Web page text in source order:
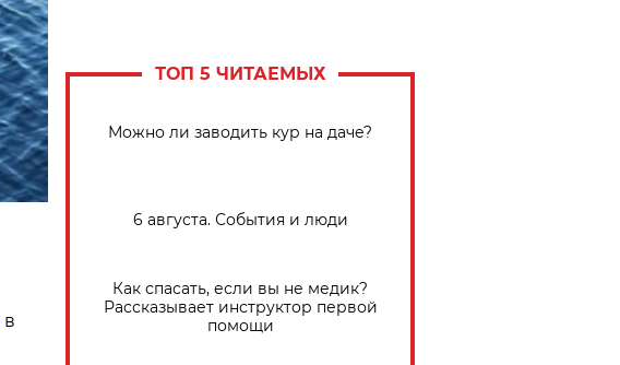
в
ТОП 5 ЧИТАЕМЫХ
Можно ли заводить кур на даче?
6 августа. События и люди
Как спасать, если вы не медик?
Рассказывает инструктор первой
помощи